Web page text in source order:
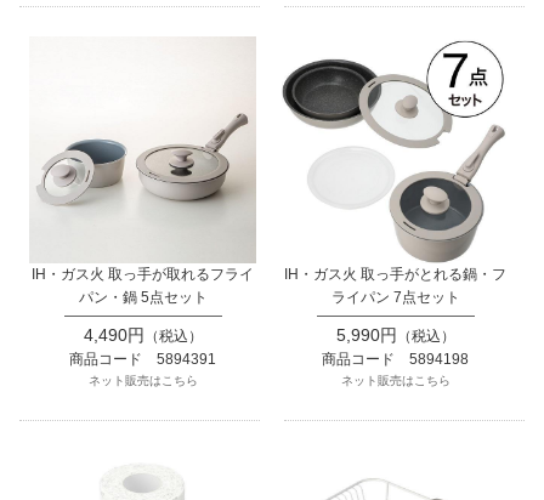
IH・ガス火 取っ手が取れるフライ
パン・鍋 5点セット
4,490円
（税込）
商品コード 5894391
ネット販売はこちら
IH・ガス火 取っ手がとれる鍋・フ
ライパン 7点セット
5,990円
（税込）
商品コード 5894198
ネット販売はこちら